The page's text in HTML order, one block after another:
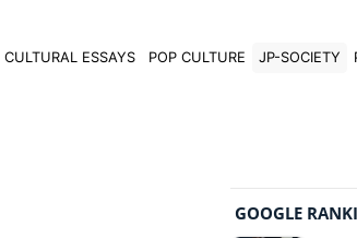
CULTURAL ESSAYS POP CULTURE JP-SOCIETY
GOOGLE